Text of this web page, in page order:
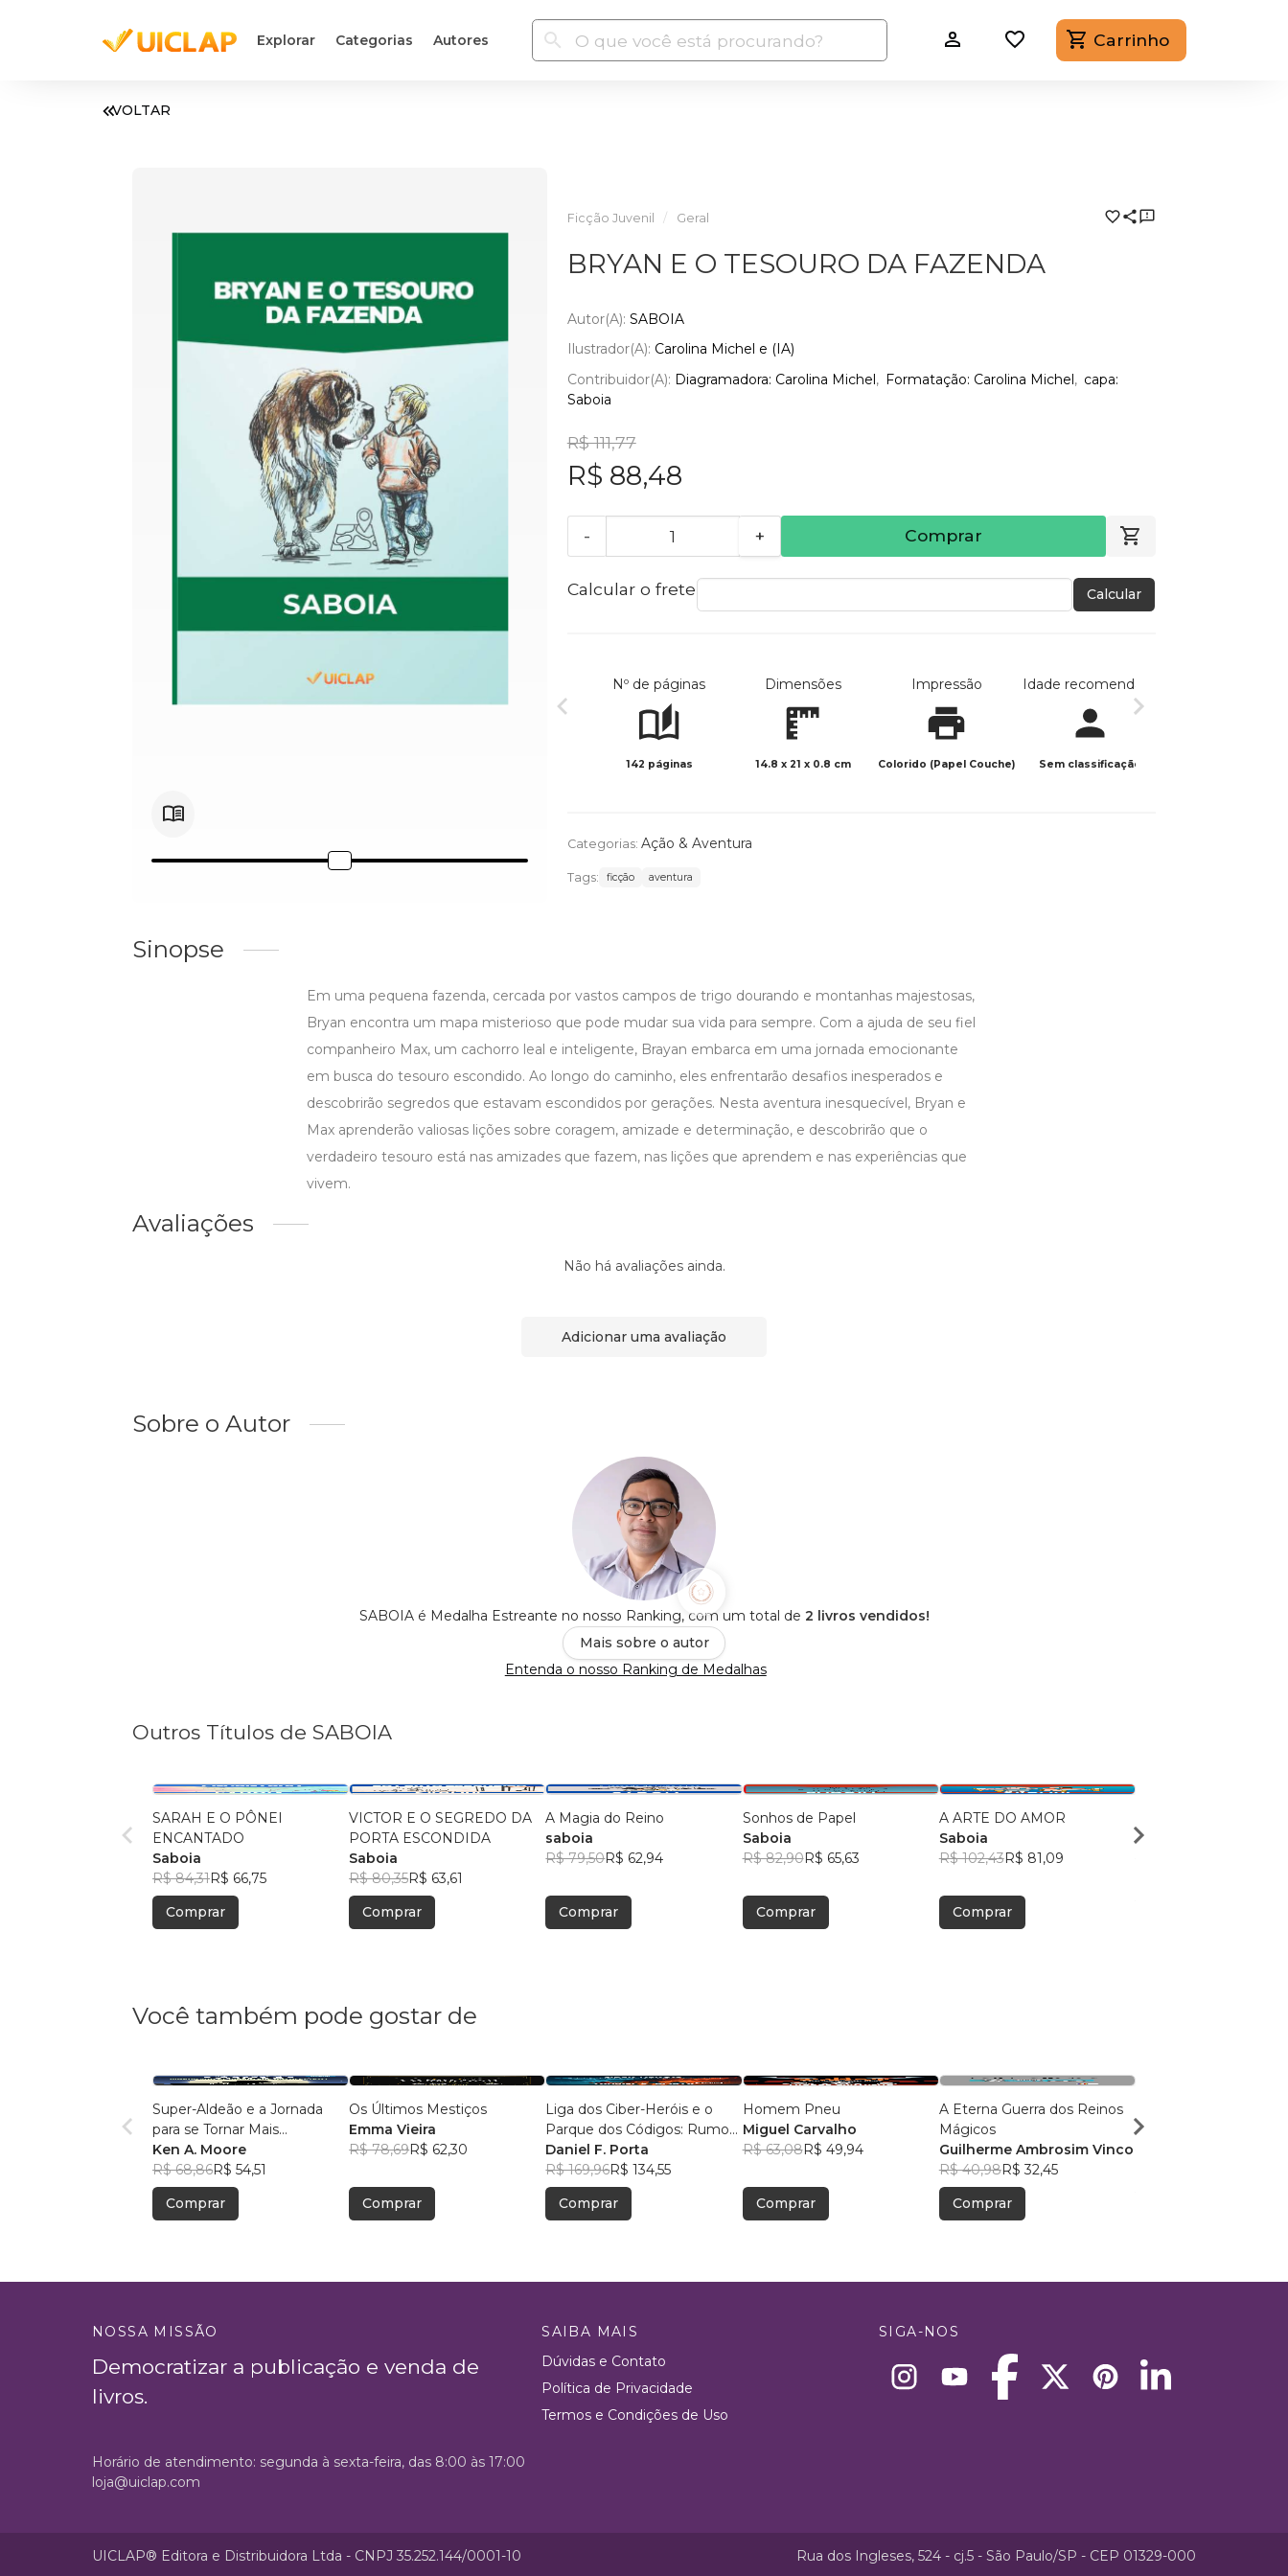
Explorar Categorias Autores Carrinho
VOLTAR
Ficção Juvenil Geral
BRYAN E O TESOURO DA FAZENDA
Autor(a): SABOIA
Ilustrador(a): Carolina Michel e (IA)
Contribuidor(a): Diagramadora: Carolina Michel Formatação: Carolina Michel
capa:
Saboia
R$ 111,77
R$ 88,48
- + Comprar
Calcular o frete Calcular
Nº de páginas
142 páginas
Dimensões
14.8 x 21 x 0.8 cm
Impressão
Colorido (Papel Couche)
Idade recomendada
Sem classificação
Categorias: Ação & Aventura
Tags: ficção aventura
Sinopse
Em uma pequena fazenda, cercada por vastos campos de trigo dourando e montanhas majestosas,
Bryan encontra um mapa misterioso que pode mudar sua vida para sempre. Com a ajuda de seu fiel
companheiro Max, um cachorro leal e inteligente, Brayan embarca em uma jornada emocionante
em busca do tesouro escondido. Ao longo do caminho, eles enfrentarão desafios inesperados e
descobrirão segredos que estavam escondidos por gerações. Nesta aventura inesquecível, Bryan e
Max aprenderão valiosas lições sobre coragem, amizade e determinação, e descobrirão que o
verdadeiro tesouro está nas amizades que fazem, nas lições que aprendem e nas experiências que
vivem.
Avaliações
Não há avaliações ainda.
Adicionar uma avaliação
Sobre o Autor
SABOIA é Medalha Estreante no nosso Ranking, com um total de 2 livros vendidos!
Mais sobre o autor
Entenda o nosso Ranking de Medalhas
Outros Títulos de SABOIA
SARAH E O PÔNEI
ENCANTADO
Saboia
R$ 84,31R$ 66,75
Comprar
VICTOR E O SEGREDO DA
PORTA ESCONDIDA
Saboia
R$ 80,35R$ 63,61
Comprar
A Magia do Reino
saboia
R$ 79,50R$ 62,94
Comprar
Sonhos de Papel
Saboia
R$ 82,90R$ 65,63
Comprar
A ARTE DO AMOR
Saboia
R$ 102,43R$ 81,09
Comprar
Saboia
Você também pode gostar de
Super-Aldeão e a Jornada
para se Tornar Mais
Interessante!
Ken A. Moore
R$ 68,86R$ 54,51
Comprar
Os Últimos Mestiços
Emma Vieira
R$ 78,69R$ 62,30
Comprar
Liga dos Ciber-Heróis e o
Parque dos Códigos: Rumo
ao Desconhecido
Daniel F. Porta
R$ 169,96R$ 134,55
Comprar
Homem Pneu
Miguel Carvalho
R$ 63,08R$ 49,94
Comprar
A Eterna Guerra dos Reinos
Mágicos
Guilherme Ambrosim Vinco
R$ 40,98R$ 32,45
Comprar
Bárbara Herdy
NOSSA MISSÃO
Democratizar a publicação e venda de
livros.
SAIBA MAIS
Dúvidas e Contato
Política de Privacidade
Termos e Condições de Uso
SIGA-NOS
Horário de atendimento: segunda à sexta-feira, das 8:00 às 17:00
loja@uiclap.com
UICLAP® Editora e Distribuidora Ltda - CNPJ 35.252.144/0001-10 Rua dos Ingleses, 524 - cj.5 - São Paulo/SP - CEP 01329-000